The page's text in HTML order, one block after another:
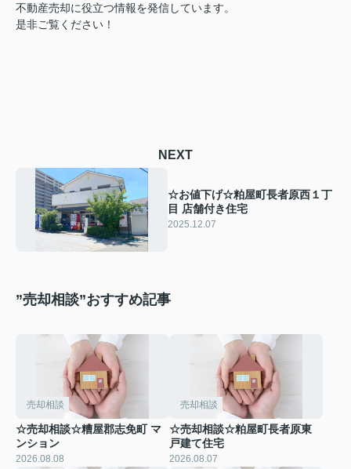
不動産売却に役立つ情報を発信しています。
是非ご覧ください！
NEXT
☆お値下げ☆粕屋町長者原西１丁
目 店舗付き住宅
2025.12.07
”売却相談”おすすめ記事
売却相談
☆売却相談☆糟屋郡志免町 マ
ンション
2026.08.08
売却相談
☆売却相談☆粕屋町長者原東
戸建て住宅
2026.08.07